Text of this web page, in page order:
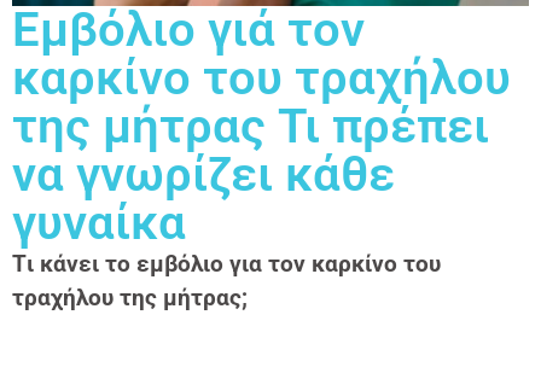
Εμβόλιο γιά τον
καρκίνο του τραχήλου
της μήτρας Τι πρέπει
να γνωρίζει κάθε
γυναίκα
Tι κάνει το εμβόλιο για τον καρκίνο του
τραχήλου της μήτρας;